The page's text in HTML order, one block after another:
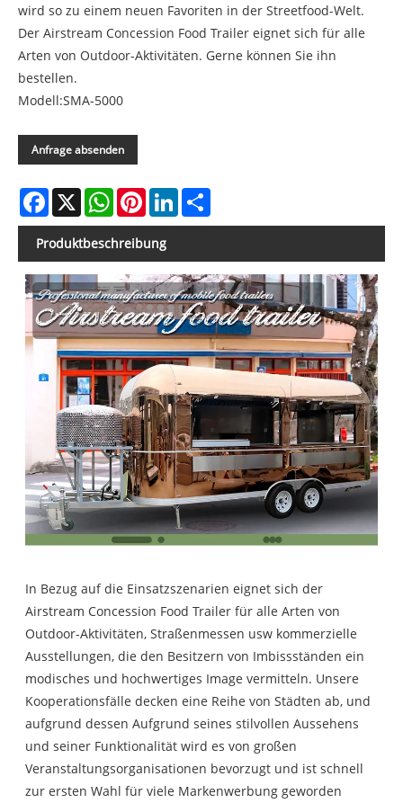
wird so zu einem neuen Favoriten in der Streetfood-Welt.
Der Airstream Concession Food Trailer eignet sich für alle
Arten von Outdoor-Aktivitäten. Gerne können Sie ihn
bestellen.
Modell:SMA-5000
Anfrage absenden
Facebook
X WhatsAppPinterestLinkedIn
Produktbeschreibung
In Bezug auf die Einsatzszenarien eignet sich der
Airstream Concession Food Trailer für alle Arten von
Outdoor-Aktivitäten, Straßenmessen usw kommerzielle
Ausstellungen, die den Besitzern von Imbissständen ein
modisches und hochwertiges Image vermitteln. Unsere
Kooperationsfälle decken eine Reihe von Städten ab, und
aufgrund dessen Aufgrund seines stilvollen Aussehens
und seiner Funktionalität wird es von großen
Veranstaltungsorganisationen bevorzugt und ist schnell
zur ersten Wahl für viele Markenwerbung geworden